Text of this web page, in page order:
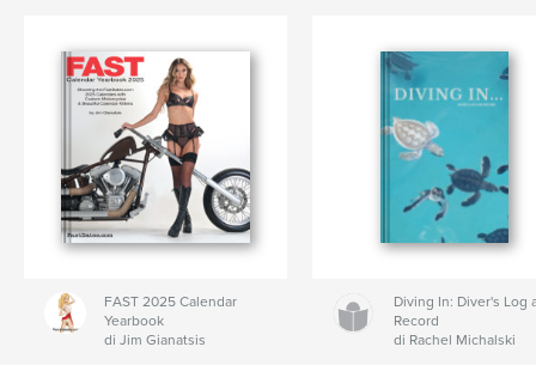
FAST 2025 Calendar
Yearbook
di Jim Gianatsis
Diving In: Diver's Log
Record
di Rachel Michalski